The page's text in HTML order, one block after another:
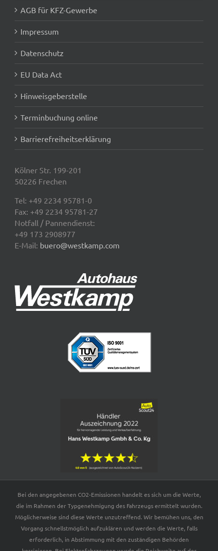
AGB für KFZ-Gewerbe
Impressum
Datenschutz
EU Data Act
Hinweisgeberstelle
Terminbuchung online
Barrierefreiheitserklärung
Kölner Str. 199-201
50226 Frechen
Tel: +49 2234 95781-0
Fax: +49 2234 95781-27
Notfall / Pannendienst:
+49 173 2908977
E-Mail: buero@westkamp.com
Bei den angegebenen CO2-Emissionen handelt es sich um die Werte,
die im Rahmen der Typgenehmigung des Fahrzeugs ermittelt wurden.
Möglicherweise sind diese Werte unzutreffend. Wir bemühen uns, den
Vorgang schnellstmöglich aufzuklären und werden die Werte, falls
erforderlich, in Abstimmung mit den zuständigen Behörden